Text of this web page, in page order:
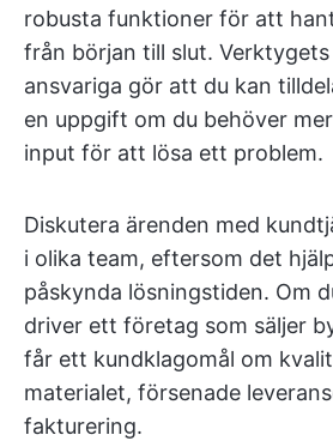
robusta funktioner för att
från början till slut.
ansvariga gör att du kan
en uppgift om du behöver
input för att lösa ett problem.
Diskutera ärenden med
i olika team, eftersom det
påskynda lösningstiden. Om
driver ett företag som säljer
får ett kundklagomål om
materialet, försenade
fakturering.